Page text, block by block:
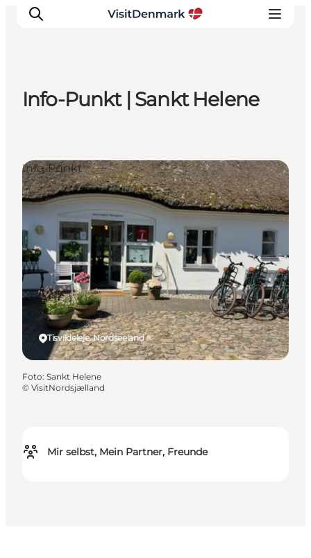
Erlebnisse
Unterkünfte
Reiseplanung
Info-Punkt | Sankt Helene
Mir selbst, Mein Partner, Freunde
Tisvildeleje, Nordseeland
Info-Punkt
Foto: Sankt Helene
© VisitNordsjælland